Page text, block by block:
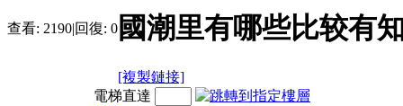
查看: 2190|回復: 0 國潮里有哪些比较有
[複製鏈接]
電梯直達